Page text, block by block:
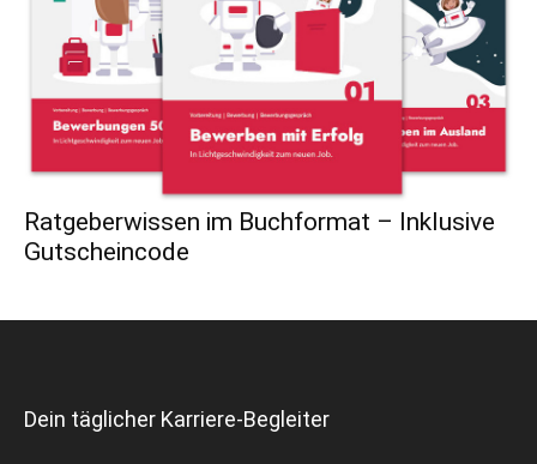
Ratgeberwissen im Buchformat – Inklusive
Gutscheincode
Dein täglicher Karriere-Begleiter